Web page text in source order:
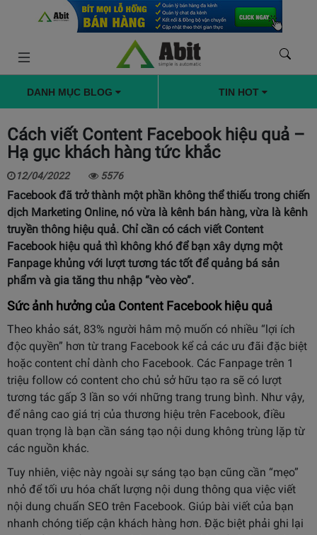
DANH MỤC BLOG TIN HOT
Cách viết Content Facebook hiệu quả –
Hạ gục khách hàng tức khắc
12/04/2022 5576
Facebook đã trở thành một phần không thể thiếu trong chiến
dịch Marketing Online, nó vừa là kênh bán hàng, vừa là kênh
truyền thông hiệu quả. Chỉ cần có cách viết Content
Facebook hiệu quả thì không khó để bạn xây dựng một
Fanpage khủng với lượt tương tác tốt để quảng bá sản
phẩm và gia tăng thu nhập “vèo vèo”.
Sức ảnh hưởng của Content Facebook hiệu quả
Theo khảo sát, 83% người hâm mộ muốn có nhiều “lợi ích
độc quyền” hơn từ trang Facebook kể cả các ưu đãi đặc biệt
hoặc content chỉ dành cho Facebook. Các Fanpage trên 1
triệu follow có content cho chủ sở hữu tạo ra sẽ có lượt
tương tác gấp 3 lần so với những trang trung bình. Như vậy,
để nâng cao giá trị của thương hiệu trên Facebook, điều
quan trọng là bạn cần sáng tạo nội dung không trùng lặp từ
các nguồn khác.
Tuy nhiên, việc này ngoài sự sáng tạo bạn cũng cần “mẹo”
nhỏ để tối ưu hóa chất lượng nội dung thông qua việc viết
nội dung chuẩn SEO trên Facebook. Giúp bài viết của bạn
nhanh chóng tiếp cận khách hàng hơn. Đặc biệt phải ghi lại